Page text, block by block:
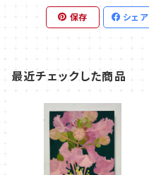
保存 シェア
最近チェックした商品